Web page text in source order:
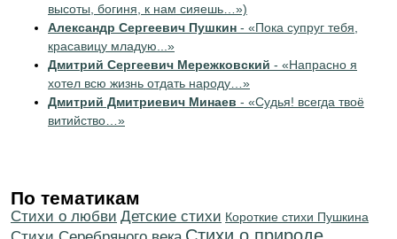
высоты, богиня, к нам сияешь…»)
Александр Сергеевич Пушкин - «Пока супруг тебя,
красавицу младую...»
Дмитрий Сергеевич Мережковский - «Напрасно я
хотел всю жизнь отдать народу…»
Дмитрий Дмитриевич Минаев - «Судья! всегда твоё
витийство…»
По тематикам
Стихи о любви Детские стихи Короткие стихи Пушкина